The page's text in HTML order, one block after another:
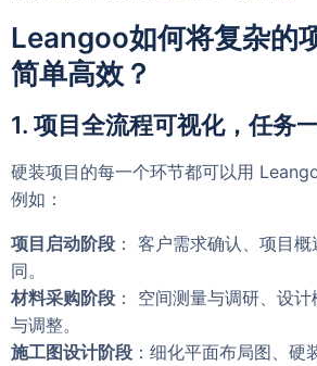
Leangoo如何将复杂的
简单高效？
1. 项目全流程可视化，任务
硬装项目的每一个环节都可以用
例如：
项目启动阶段 ： 客户需求确认、项目
同。
材料采购阶段 ： 空间测量与调研、设
与调整。
施工图设计阶段 ：细化平面布局图、硬